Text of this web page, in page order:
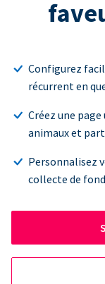
Configurez
récurrent en
Créez une
animaux et
Personnalisez
collecte de